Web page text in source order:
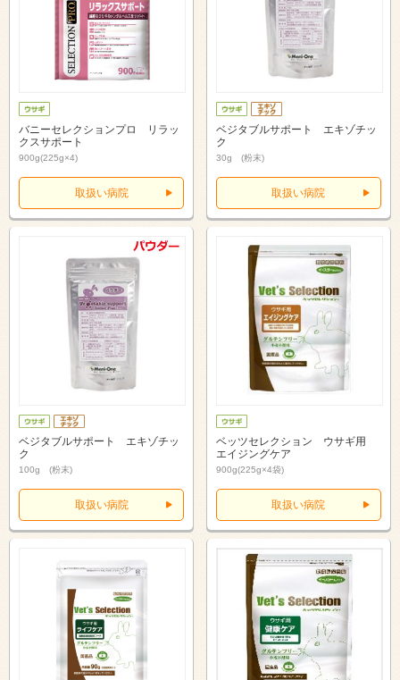
バニーセレクションプロ リラッ
クスサポート
900g(225g×4)
取扱い病院
ベジタブルサポート エキゾチッ
ク
30g (粉末)
取扱い病院
ベジタブルサポート エキゾチッ
ク
100g (粉末)
取扱い病院
ベッツセレクション ウサギ用
エイジングケア
900g(225g×4袋)
取扱い病院